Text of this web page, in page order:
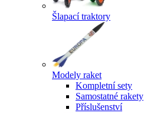
Šlapací traktory
Modely raket
Kompletní sety
Samostatné rakety
Příslušenství